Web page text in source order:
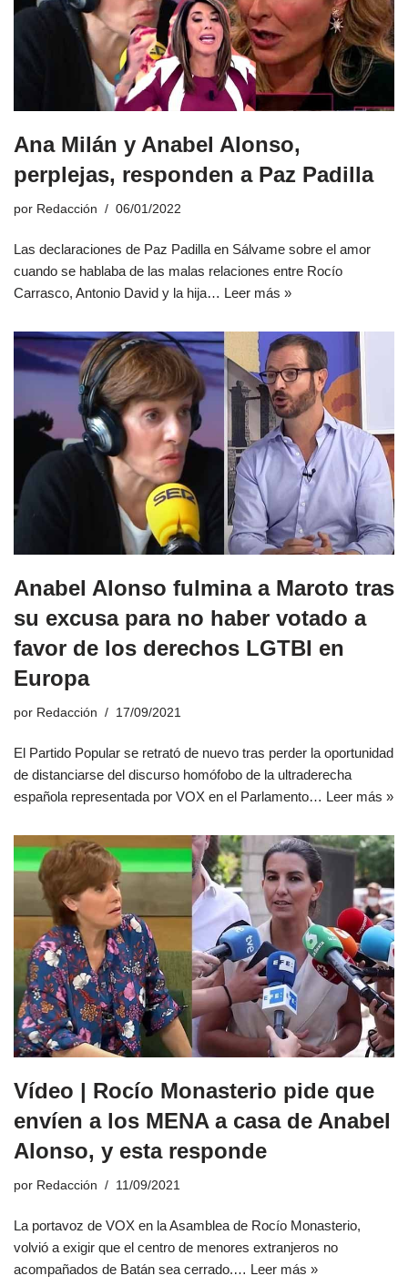
Ana Milán y Anabel Alonso,
perplejas, responden a Paz Padilla
por Redacción 06/01/2022
Las declaraciones de Paz Padilla en Sálvame sobre el amor
cuando se hablaba de las malas relaciones entre Rocío
Carrasco, Antonio David y la hija… Leer más »
Anabel Alonso fulmina a Maroto tras
su excusa para no haber votado a
favor de los derechos LGTBI en
Europa
por Redacción 17/09/2021
El Partido Popular se retrató de nuevo tras perder la oportunidad
de distanciarse del discurso homófobo de la ultraderecha
española representada por VOX en el Parlamento… Leer más »
Vídeo | Rocío Monasterio pide que
envíen a los MENA a casa de Anabel
Alonso, y esta responde
por Redacción 11/09/2021
La portavoz de VOX en la Asamblea de Rocío Monasterio,
volvió a exigir que el centro de menores extranjeros no
acompañados de Batán sea cerrado.… Leer más »